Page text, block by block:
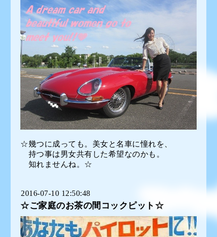
☆幾つに成っても。美女と名車に憧れを、
持つ事は男女共有した希望なのかも。
知れませんね。☆
2016-07-10 12:50:48
☆ご家庭のお茶の間コックピット☆